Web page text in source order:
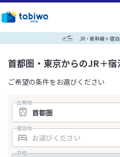
JR・新幹線＋宿
首都圏・東京からのJR＋
ご希望の条件をお選びください
出発地
宿泊地
日程